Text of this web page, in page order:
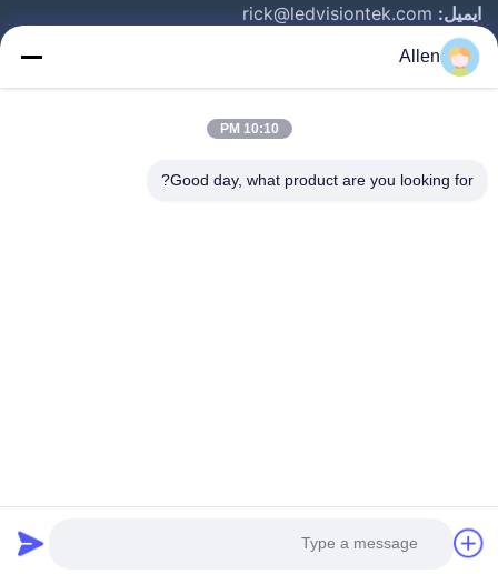
ایمیل:
پیوندهای سریع
محصولات
Allen
10:10 PM
Good day, what product are you looking for?